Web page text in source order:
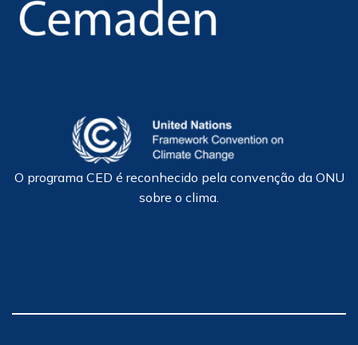
O programa CED é reconhecido pela convenção da ONU
sobre o clima.